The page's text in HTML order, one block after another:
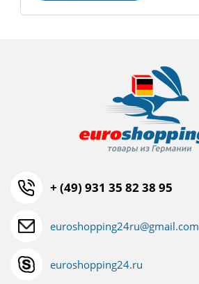
+ (49) 931 35 82 38 95
euroshopping24ru@gmail.com
euroshopping24.ru